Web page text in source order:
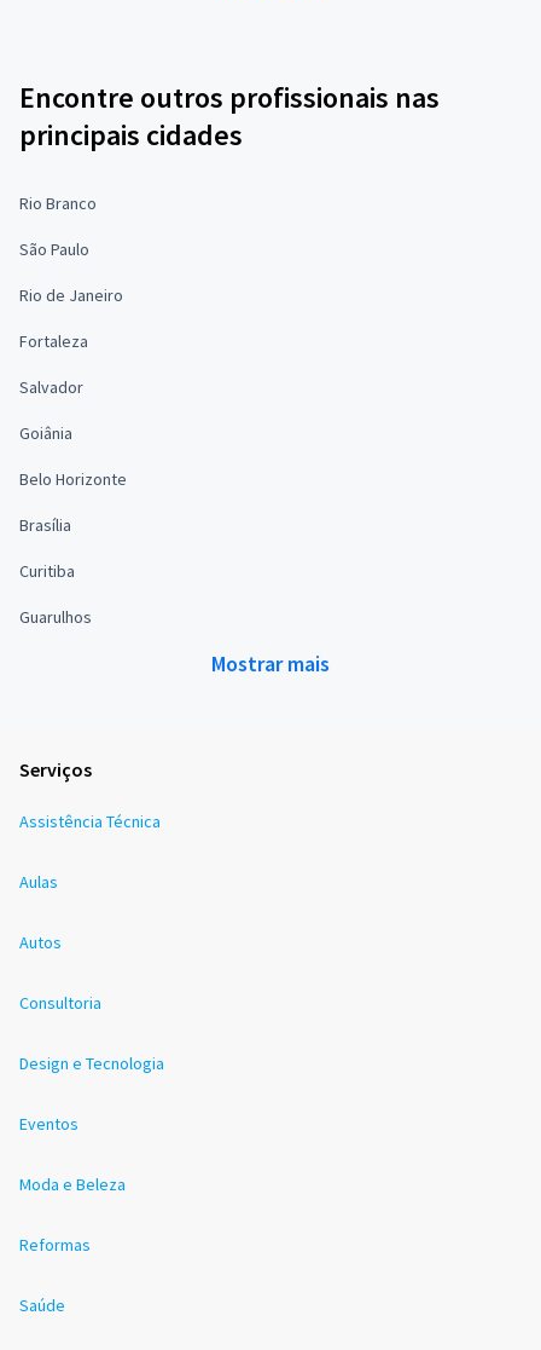
Encontre outros profissionais nas
principais cidades
Rio Branco
São Paulo
Rio de Janeiro
Fortaleza
Salvador
Goiânia
Belo Horizonte
Brasília
Curitiba
Guarulhos
Mostrar mais
Serviços
Assistência Técnica
Aulas
Autos
Consultoria
Design e Tecnologia
Eventos
Moda e Beleza
Reformas
Saúde